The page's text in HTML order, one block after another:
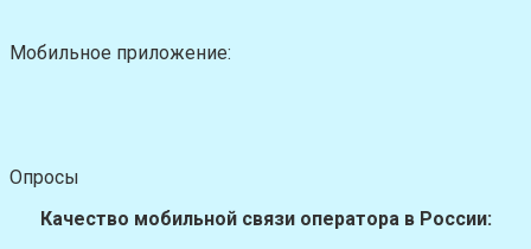
Мобильное приложение:
Опросы
Качество мобильной связи оператора в России: